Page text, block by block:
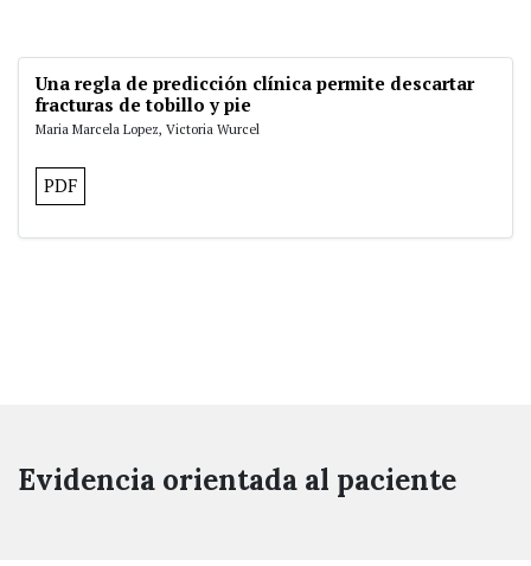
Una regla de predicción clínica permite descartar
fracturas de tobillo y pie
Maria Marcela Lopez, Victoria Wurcel
PDF
Evidencia orientada al paciente